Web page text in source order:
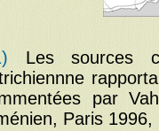
Les sources
par
Paris